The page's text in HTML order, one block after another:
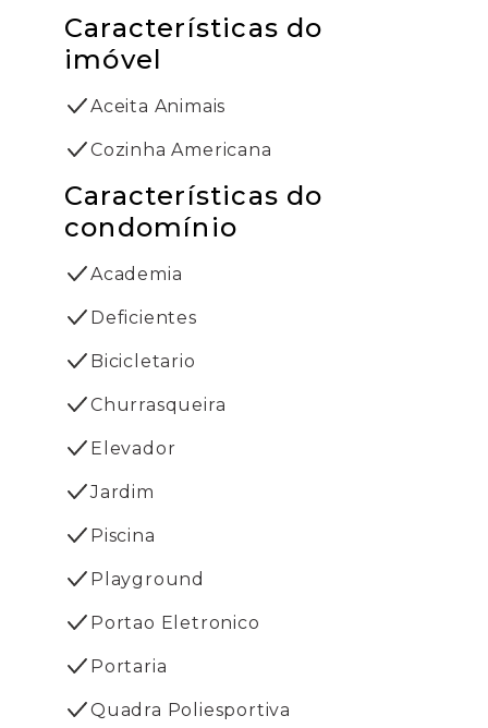
Características do
imóvel
Aceita Animais
Cozinha Americana
Características do
condomínio
Academia
Deficientes
Bicicletario
Churrasqueira
Elevador
Jardim
Piscina
Playground
Portao Eletronico
Portaria
Quadra Poliesportiva